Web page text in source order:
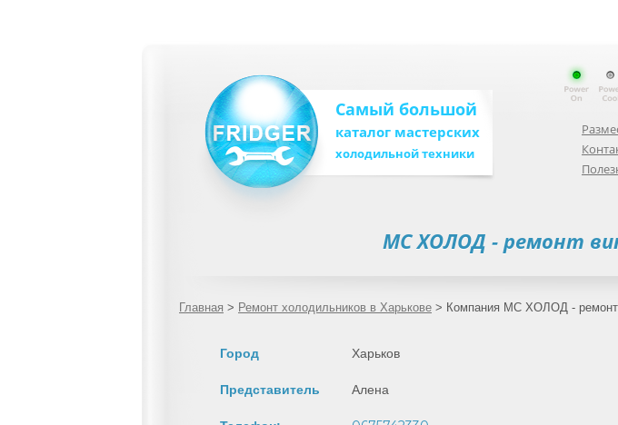
Самый большой
каталог мастерских
холодильной техники
МС ХОЛОД - ремонт
Главная > Ремонт холодильников в Харькове > Компания МС ХОЛОД - ремонт
Город Харьков
Представитель Алена